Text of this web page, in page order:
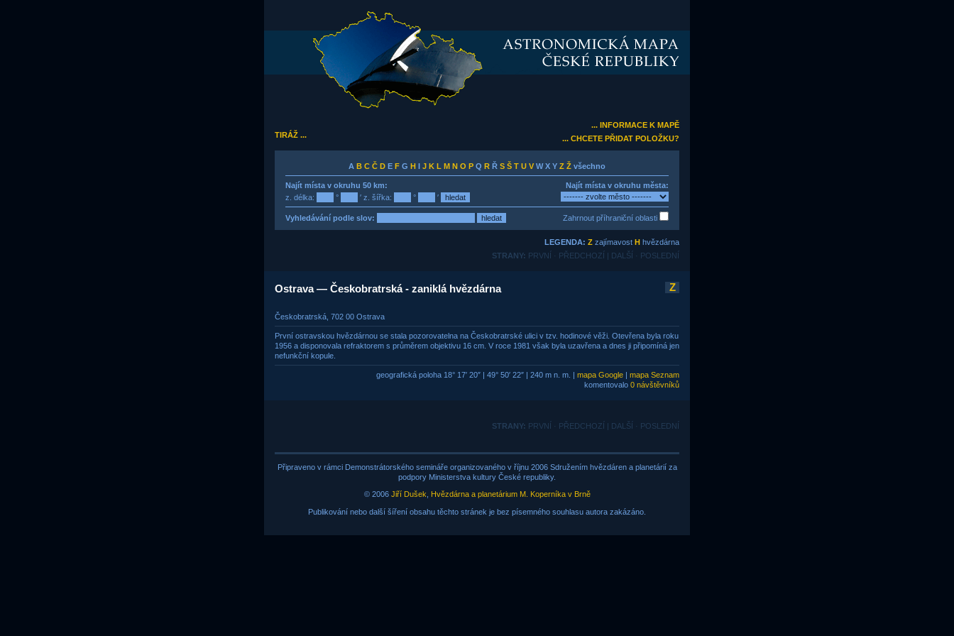
TIRÁŽ ...
... INFORMACE K MAPĚ
... CHCETE PŘIDAT POLOŽKU?
A B C Č D E F G H I J K L M N O P Q R Ř S Š T U V W X Y Z Ž všechno
Najít místa v okruhu 50 km:
z. délka:
° ′ z. šířka: ° ′
Najít místa v okruhu města:
Vyhledávání podle slov: Zahrnout příhraniční oblasti
LEGENDA: Z zajímavost H hvězdárna
STRANY: PRVNÍ · PŘEDCHOZÍ | DALŠÍ · POSLEDNÍ
Ostrava — Českobratrská - zaniklá hvězdárna Z
Českobratrská, 702 00 Ostrava
První ostravskou hvězdárnou se stala pozorovatelna na Českobratrské ulici v tzv. hodinové věži. Otevřena byla roku
1956 a disponovala refraktorem s průměrem objektivu 16 cm. V roce 1981 však byla uzavřena a dnes ji připomíná jen
nefunkční kopule.
geografická poloha 18° 17′ 20″ | 49° 50′ 22″ | 240 m n. m. | mapa Google | mapa Seznam
komentovalo 0 návštěvníků
STRANY: PRVNÍ · PŘEDCHOZÍ | DALŠÍ · POSLEDNÍ
Připraveno v rámci Demonstrátorského semináře organizovaného v říjnu 2006 Sdružením hvězdáren a planetárií za
podpory Ministerstva kultury České republiky.
© 2006 Jiří Dušek Hvězdárna a planetárium M. Koperníka v Brně
Publikování nebo další šíření obsahu těchto stránek je bez písemného souhlasu autora zakázáno.